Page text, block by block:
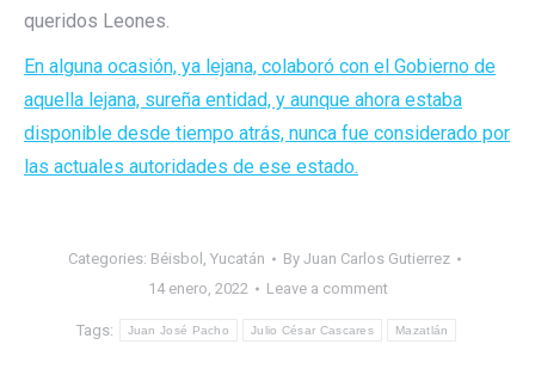
queridos Leones.
En alguna ocasión, ya lejana, colaboró con el Gobierno de
aquella lejana, sureña entidad, y aunque ahora estaba
disponible desde tiempo atrás, nunca fue considerado por
las actuales autoridades de ese estado.
Categories: Béisbol , Yucatán By Juan Carlos Gutierrez
14 enero, 2022
Leave a comment
Tags: Juan José Pacho Julio César Cascares Mazatlán